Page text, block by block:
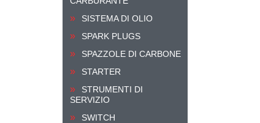
SISTEMA DI OLIO
SPARK PLUGS
SPAZZOLE DI CARBONE
STARTER
STRUMENTI DI
SERVIZIO
SWITCH